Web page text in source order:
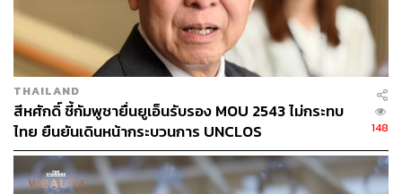
กระบวนการดังกล่าว โดยเรียกว่าเป็น “ก้าวสำคัญในการ
แก้ไขข้อพิพาททางทะเลที่ทับซ้อนกันอย่างสันติ”
“ด้วยจิตวิญญาณนี้ กัมพูชาขอขอบคุณอย่างจริงใจต่อการ
สนับสนุนจากประชาคมระหว่างประเทศ รวมถึงประเทศ
สมาชิกอาเซียน สำหรับการหยุดยิงและการระงับข้อพิพาท
อย่างสันติ ตามกฎหมายระหว่างประเทศและหลักการของ
กฎบัตรสหประชาชาติและกฎบัตรอาเซียน” เขากล่าว
THAILAND
สีหศักดิ์ ชี้กัมพูชายื่นยูเอ็นรับรอง MOU 2543 ไม่กระทบ
ไทย ยืนยันเดินหน้ากระบวนการ UNCLOS
148